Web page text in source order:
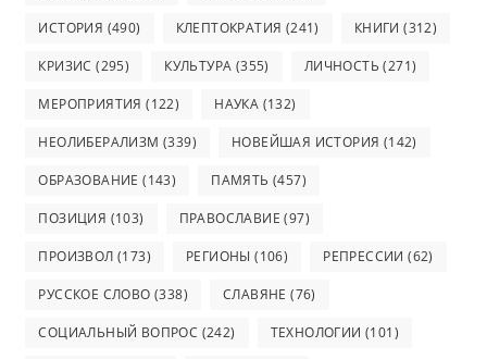
ИСТОРИЯ (490) КЛЕПТОКРАТИЯ (241) КНИГИ (312)
КРИЗИС (295) КУЛЬТУРА (355) ЛИЧНОСТЬ (271)
МЕРОПРИЯТИЯ (122) НАУКА (132)
НЕОЛИБЕРАЛИЗМ (339) НОВЕЙШАЯ ИСТОРИЯ (142)
ОБРАЗОВАНИЕ (143) ПАМЯТЬ (457)
ПОЗИЦИЯ (103) ПРАВОСЛАВИЕ (97)
ПРОИЗВОЛ (173) РЕГИОНЫ (106) РЕПРЕССИИ (62)
РУССКОЕ СЛОВО (338) СЛАВЯНЕ (76)
СОЦИАЛЬНЫЙ ВОПРОС (242) ТЕХНОЛОГИИ (101)